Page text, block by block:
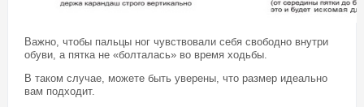
Важно, чтобы пальцы ног чувствовали себя свободно внутри
обуви, а пятка не «болталась» во время ходьбы.
В таком случае, можете быть уверены, что размер идеально
вам подходит.